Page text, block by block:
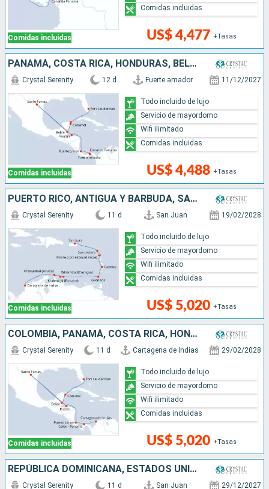
Comidas incluidas US$ 4,477 +Tasas
Comidas incluidas
PANAMÁ, COSTA RICA, HONDURAS, BELICE, MÉXICO, ESTADOS UNIDOS
Comidas incluidas
Crystal Serenity 12 d Fuerte amador 11/12/2027
US$ 4,488 +Tasas
Todo incluido de lujo
Servicio de mayordomo
Wifi ilimitado
Comidas incluidas
PUERTO RICO, ANTIGUA Y BARBUDA, SANTA LUCIA, GRENADA, ARUBA, COLOMBIA
Comidas incluidas
Crystal Serenity 11 d San Juan 19/02/2028
US$ 5,020 +Tasas
Todo incluido de lujo
Servicio de mayordomo
Wifi ilimitado
Comidas incluidas
COLOMBIA, PANAMÁ, COSTA RICA, HONDURAS, BELICE, MÉXICO, ESTADOS UNIDOS
Comidas incluidas
Crystal Serenity 11 d Cartagena de Indias 29/02/2028
US$ 5,020 +Tasas
Todo incluido de lujo
Servicio de mayordomo
Wifi ilimitado
Comidas incluidas
REPÚBLICA DOMINICANA, ESTADOS UNIDOS, MÉXICO, SANTA LUCIA, ISLAS CAIMÁN, PUERTO RICO, JAMAICA
Crystal Serenity 11 d San Juan 29/12/2027